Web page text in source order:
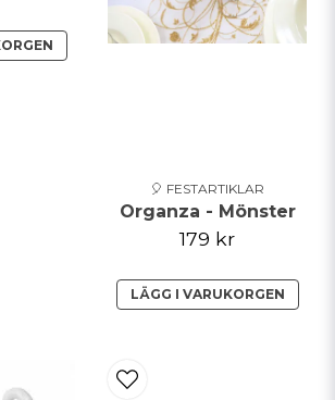
🎈 FESTARTIKLAR
Organza - Mönster
179 kr
LÄGG I VARUKORGEN
Skicka fråga